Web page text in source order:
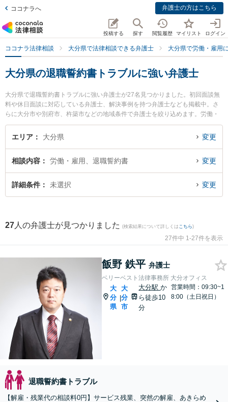
ココナラへ 弁護士の方はこちら
投稿する 探す 閲覧履歴 マイリスト ログイン
ココナラ法律相談 大分県で法律相談できる弁護士 大分県で労働・雇用
大分県の退職誓約書トラブルに強い弁護士
大分県で退職誓約書トラブルに強い弁護士が27名見つかりました。初回面談無
料や休日面談に対応している弁護士、解決事例を持つ弁護士なども掲載中。さ
らに大分市や別府市、杵築市などの地域条件で弁護士を絞り込めます。労働・
雇用に関係する不当解雇や退職勧奨、内定取消等の細かな分野での絞り込み検
索もでき便利です。特にベリーベスト法律事務所 大分オフィスの飯野 鉄平弁護
います。『大分県で土日や夜間に発生した退職誓約書トラブルのトラブルを今
すぐに弁護士に相談したい』『退職誓約書トラブルのトラブル解決の実績豊富
な近くの弁護士を検索したい』『初回相談無料で退職誓約書トラブルを法律相
エリア 大分県 変更
相談内容 労働・雇用、退職誓約書 変更
詳細条件 未選択 変更
27 人の弁護士が見つかりました (検索結果について詳しくは こちら)
27件中 1-27件を表示
飯野 鉄平 弁護士
ベリーベスト法律事務所 大分オフィス
大
分
県
|
大
分
市
大分駅か
ら徒歩10
分
営業時間：09:30~1
8:00（土日祝日）
退職誓約書トラブル
【解雇・残業代の相談料0円】サービス残業、突然の解雇、あきらめ